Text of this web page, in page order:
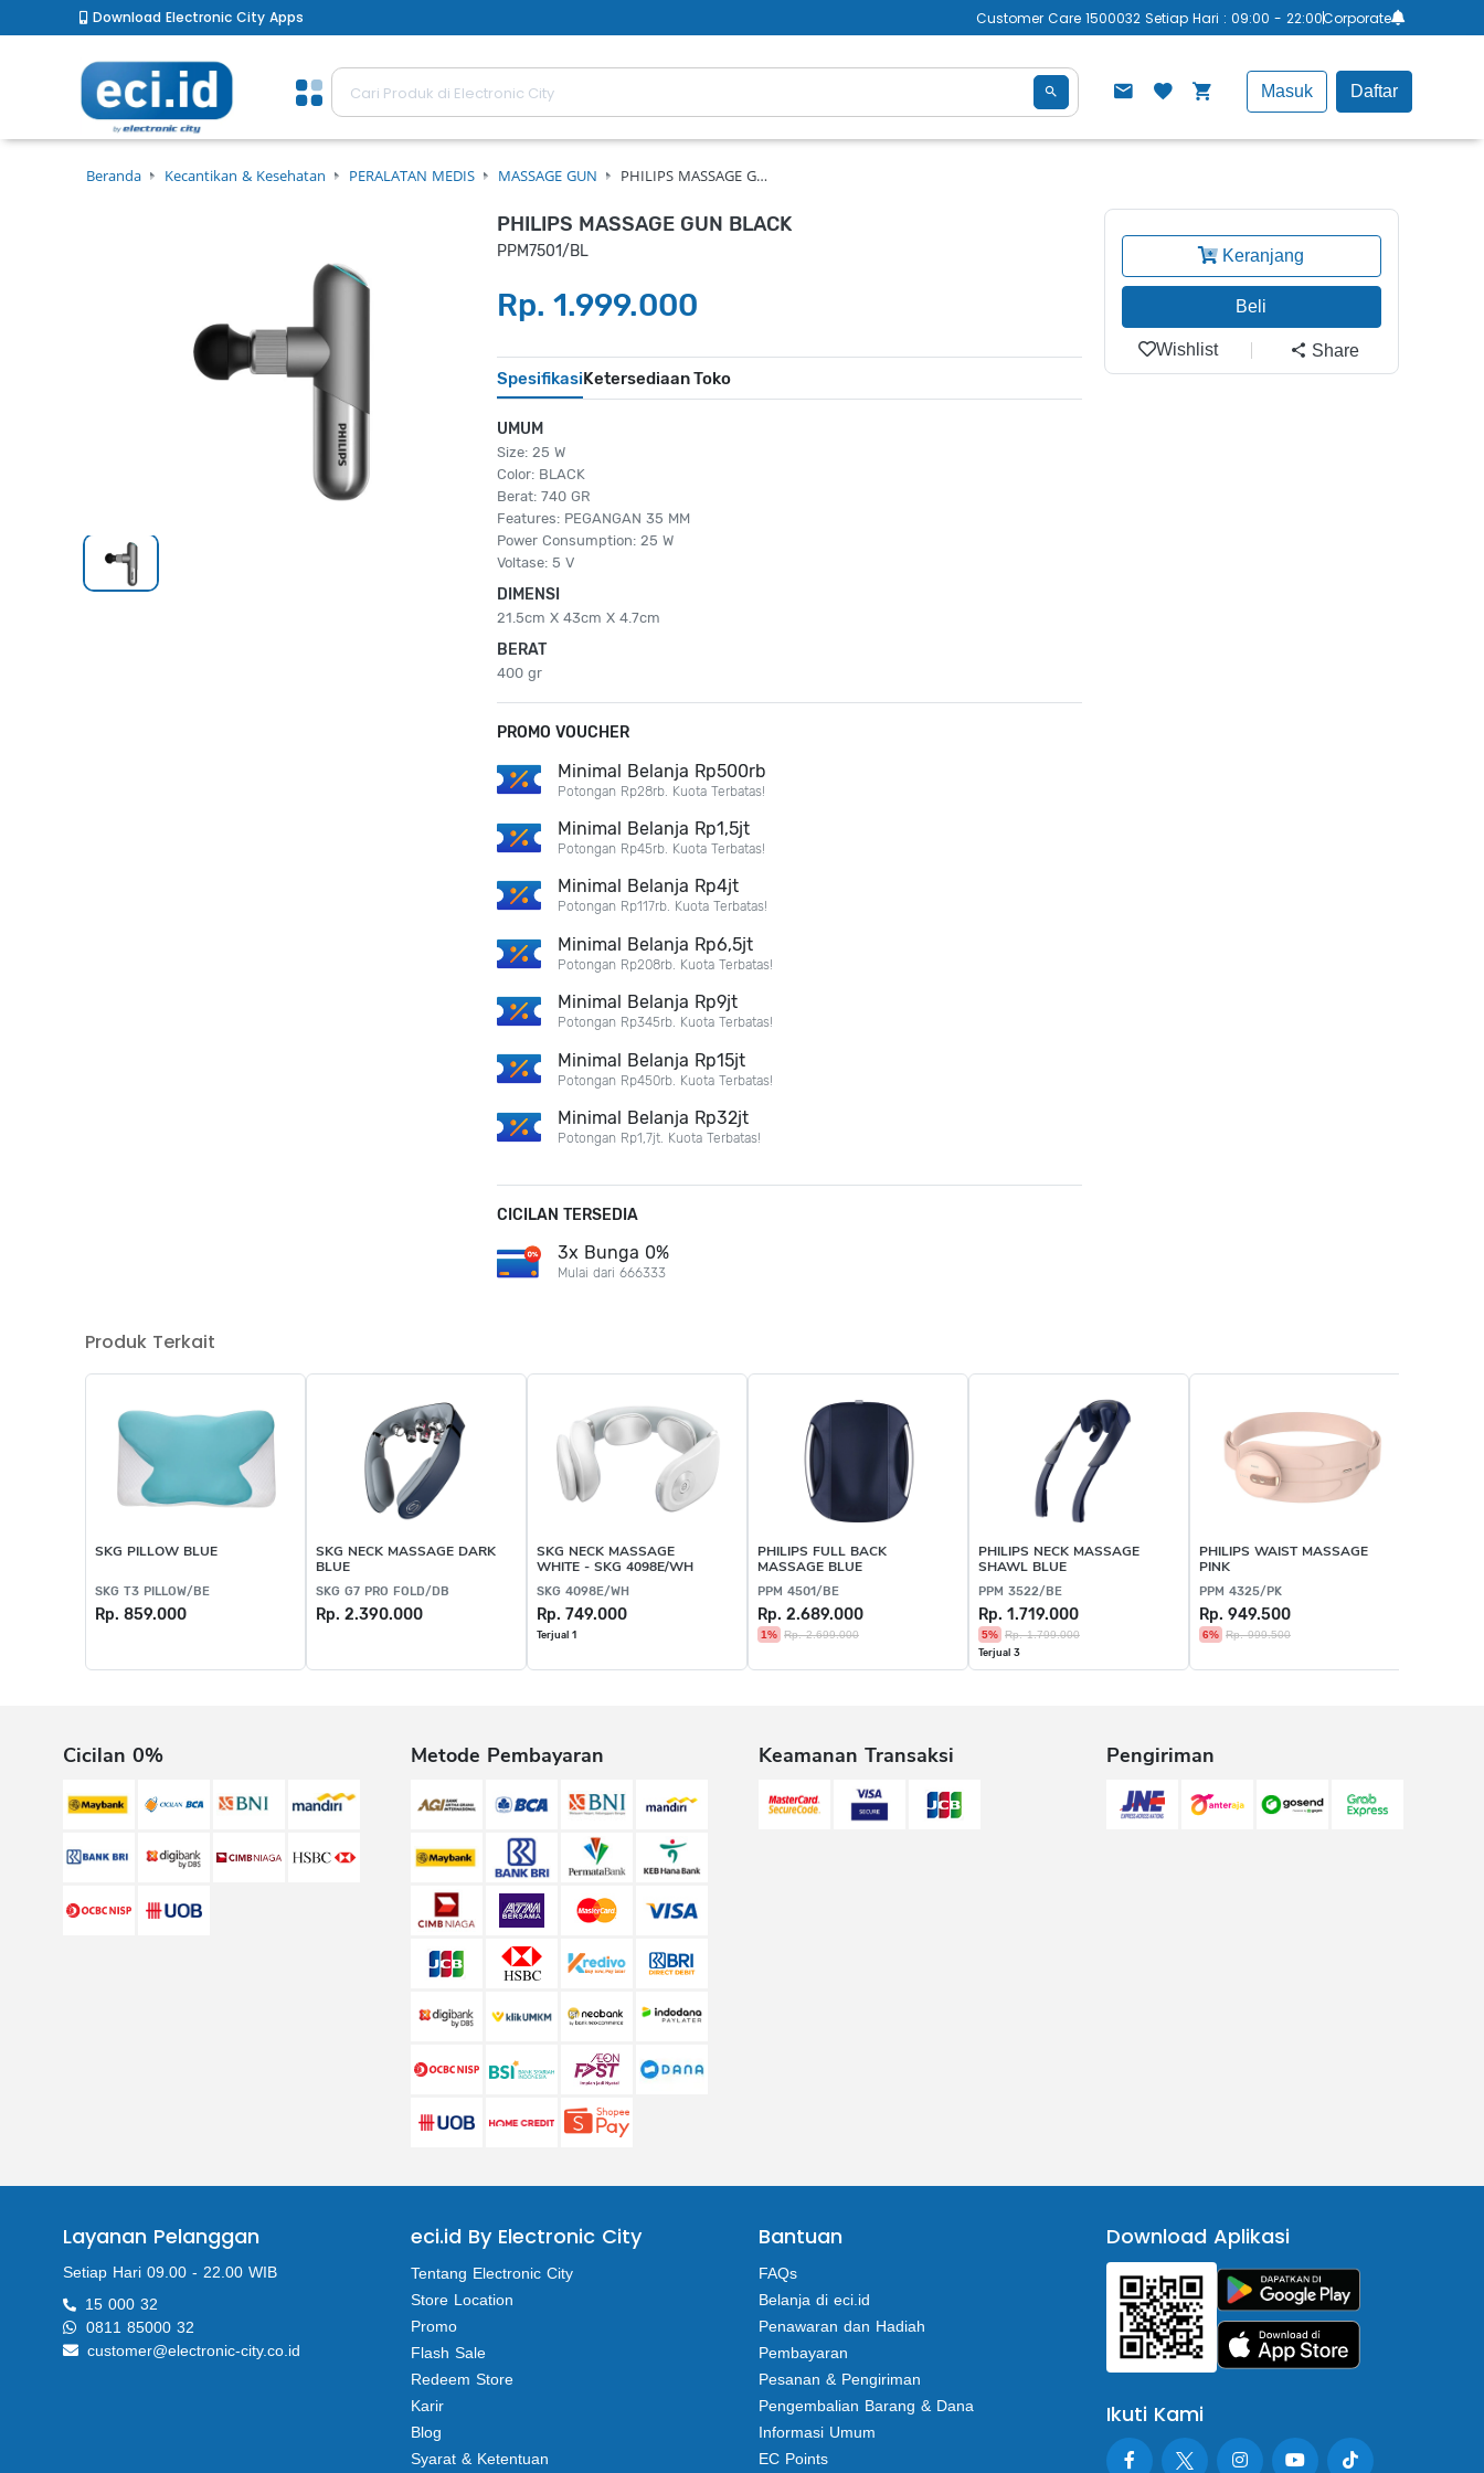
Download Electronic City Apps Customer Care 1500032 Setiap Hari : 09:00 - 22:00Corporate
Masuk Daftar
Beranda Kecantikan & Kesehatan PERALATAN MEDIS MASSAGE GUN PHILIPS MASSAGE G…
PHILIPS MASSAGE GUN BLACK
PPM7501/BL
Rp. 1.999.000
SpesifikasiKetersediaan Toko
UMUM
Size: 25 W
Color: BLACK
Berat: 740 GR
Features: PEGANGAN 35 MM
Power Consumption: 25 W
Voltase: 5 V
DIMENSI
21.5cm X 43cm X 4.7cm
BERAT
400 gr
PROMO VOUCHER
Minimal Belanja Rp500rb
Potongan Rp28rb. Kuota Terbatas!
Minimal Belanja Rp1,5jt
Potongan Rp45rb. Kuota Terbatas!
Minimal Belanja Rp4jt
Potongan Rp117rb. Kuota Terbatas!
Minimal Belanja Rp6,5jt
Potongan Rp208rb. Kuota Terbatas!
Minimal Belanja Rp9jt
Potongan Rp345rb. Kuota Terbatas!
Minimal Belanja Rp15jt
Potongan Rp450rb. Kuota Terbatas!
Minimal Belanja Rp32jt
Potongan Rp1,7jt. Kuota Terbatas!
CICILAN TERSEDIA
3x Bunga 0%
Mulai dari 666333
Keranjang
Beli
Wishlist Share
Produk Terkait
SKG PILLOW BLUE
SKG T3 PILLOW/BE
Rp. 859.000
SKG NECK MASSAGE DARK
BLUE
SKG G7 PRO FOLD/DB
Rp. 2.390.000
SKG NECK MASSAGE
WHITE - SKG 4098E/WH
SKG 4098E/WH
Rp. 749.000
Terjual 1
PHILIPS FULL BACK
MASSAGE BLUE
PPM 4501/BE
Rp. 2.689.000
1% Rp. 2.699.000
PHILIPS NECK MASSAGE
SHAWL BLUE
PPM 3522/BE
Rp. 1.719.000
5% Rp. 1.799.000
Terjual 3
PHILIPS WAIST MASSAGE
PINK
PPM 4325/PK
Rp. 949.500
6% Rp. 999.500
Cicilan 0% Metode Pembayaran Keamanan Transaksi Pengiriman
Layanan Pelanggan
Setiap Hari 09.00 - 22.00 WIB
15 000 32
0811 85000 32
customer@electronic-city.co.id
eci.id By Electronic City
Tentang Electronic City
Store Location
Promo
Flash Sale
Redeem Store
Karir
Blog
Syarat & Ketentuan
Bantuan
FAQs
Belanja di eci.id
Penawaran dan Hadiah
Pembayaran
Pesanan & Pengiriman
Pengembalian Barang & Dana
Informasi Umum
EC Points
Download Aplikasi
Ikuti Kami